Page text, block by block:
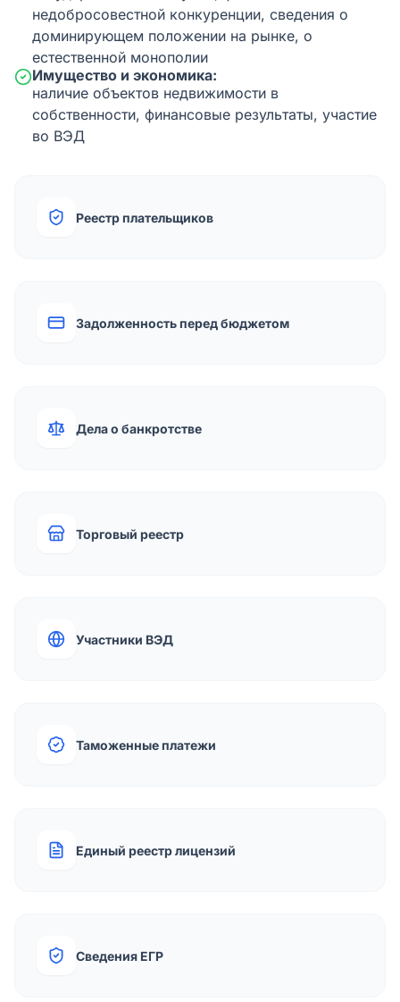
недобросовестной конкуренции, сведения о
доминирующем положении на рынке, о
естественной монополии
Имущество и экономика:
наличие объектов недвижимости в
собственности, финансовые результаты, участие
во ВЭД
Реестр плательщиков
Задолженность перед бюджетом
Дела о банкротстве
Торговый реестр
Участники ВЭД
Таможенные платежи
Единый реестр лицензий
Сведения ЕГР